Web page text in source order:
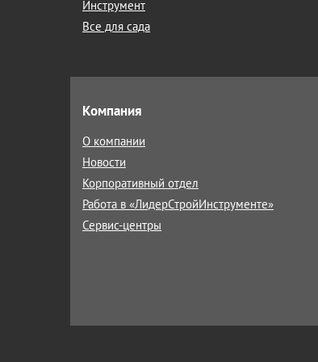
Инструмент
Все для сада
Компания
О компании
Новости
Корпоративный отдел
Работа в «ЛидерСтройИнструменте»
Сервис-центры